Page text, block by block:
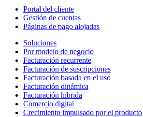
Portal del cliente
Gestión de cuentas
Páginas de pago alojadas
Soluciones
Por modelo de negocio
Facturación recurrente
Facturación de suscripciones
Facturación basada en el uso
Facturación dinámica
Facturación híbrida
Comercio digital
Crecimiento impulsado por el producto